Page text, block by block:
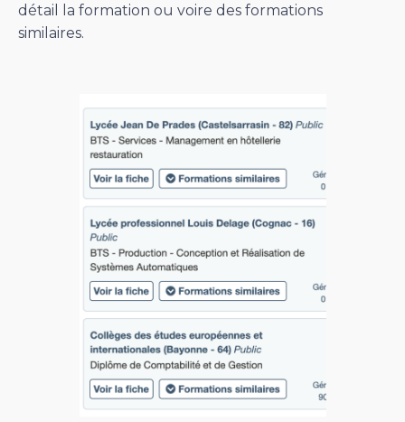
détail la formation ou voire des formations
similaires.